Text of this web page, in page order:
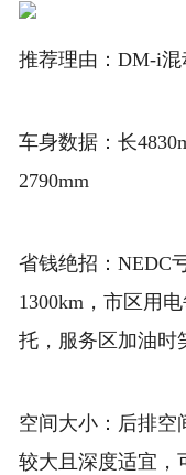
推荐理由：DM-i混
车身数据：长
2790mm
省钱绝招：NEDC
1300km，市区用
托，服务区加油时
空间大小：后排空
较大且深度适宜，